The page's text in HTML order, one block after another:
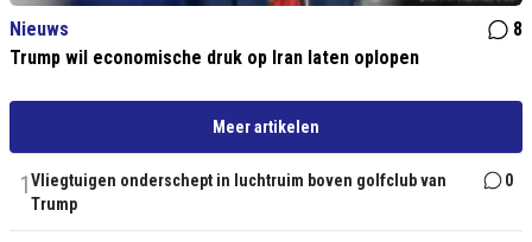
Nieuws
8
Trump wil economische druk op Iran laten oplopen
Meer artikelen
1Vliegtuigen onderschept in luchtruim boven golfclub van
Trump
0